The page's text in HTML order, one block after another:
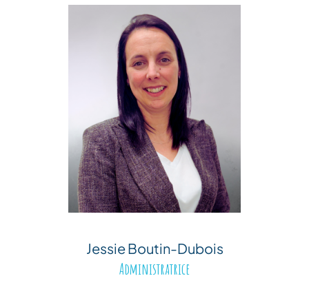
Jessie Boutin-Dubois
Administratrice